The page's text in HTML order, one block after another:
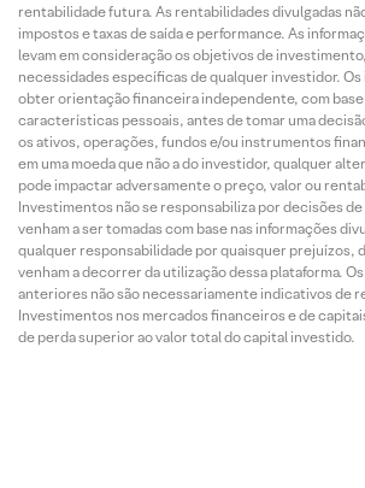
rentabilidade futura. As rentabilidades divulgadas
impostos e taxas de saída e performance. As
levam em consideração os objetivos de
necessidades específicas de qualquer investidor.
obter orientação financeira independente, com base
características pessoais, antes de tomar uma
os ativos, operações, fundos e/ou instrumentos
em uma moeda que não a do investidor, qualquer
pode impactar adversamente o preço, valor ou
Investimentos não se responsabiliza por decisões
venham a ser tomadas com base nas informações
qualquer responsabilidade por quaisquer prejuízos,
venham a decorrer da utilização dessa plataforma.
anteriores não são necessariamente indicativos de
Investimentos nos mercados financeiros e de
de perda superior ao valor total do capital investido.